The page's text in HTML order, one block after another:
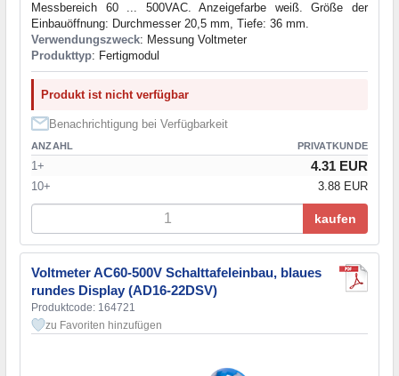
Messbereich 60 ... 500VAC. Anzeigefarbe weiß. Größe der
Einbauöffnung: Durchmesser 20,5 mm, Tiefe: 36 mm.
Verwendungszweck: Messung Voltmeter
Produkttyp: Fertigmodul
Produkt ist nicht verfügbar
Benachrichtigung bei Verfügbarkeit
ANZAHL PRIVATKUNDE
1+ 4.31 EUR
10+ 3.88 EUR
kaufen
Voltmeter AC60-500V Schalttafeleinbau, blaues
rundes Display (AD16-22DSV)
Produktcode: 164721
zu Favoriten hinzufügen